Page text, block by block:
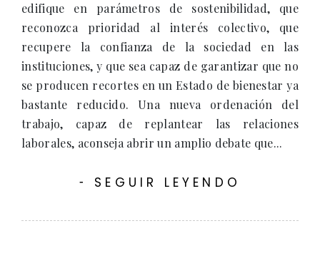
edifique en parámetros de sostenibilidad, que
reconozca prioridad al interés colectivo, que
recupere la confianza de la sociedad en las
instituciones, y que sea capaz de garantizar que no
se producen recortes en un Estado de bienestar ya
bastante reducido. Una nueva ordenación del
trabajo, capaz de replantear las relaciones
laborales, aconseja abrir un amplio debate que...
- SEGUIR LEYENDO